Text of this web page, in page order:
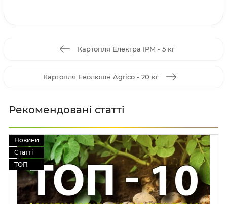
Картопля Електра IPM - 5 кг
Картопля Еволюшн Agrico - 20 кг
Рекомендовані статті
Новини
Статті
ТОП